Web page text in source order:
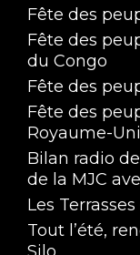
Fête des
Fête des
du Congo
Fête des
Fête des
Royaume-Uni
Bilan radio
de la MJC
Les
Tout l’été,